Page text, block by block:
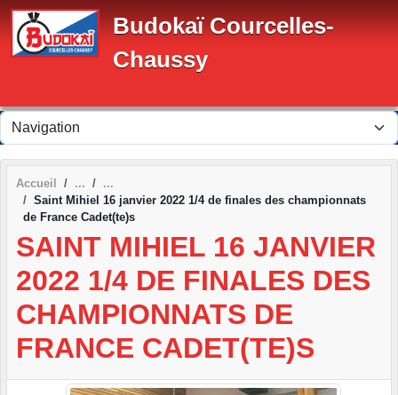
Budokaï Courcelles-
Chaussy
Accueil
Saint Mihiel 16 janvier 2022 1/4 de finales des championnats
de France Cadet(te)s
SAINT MIHIEL 16 JANVIER
2022 1/4 DE FINALES DES
CHAMPIONNATS DE
FRANCE CADET(TE)S
Panneau de gestion des cookies